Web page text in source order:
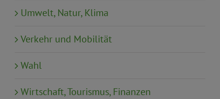
Umwelt, Natur, Klima
Verkehr und Mobilität
Wahl
Wirtschaft, Tourismus, Finanzen